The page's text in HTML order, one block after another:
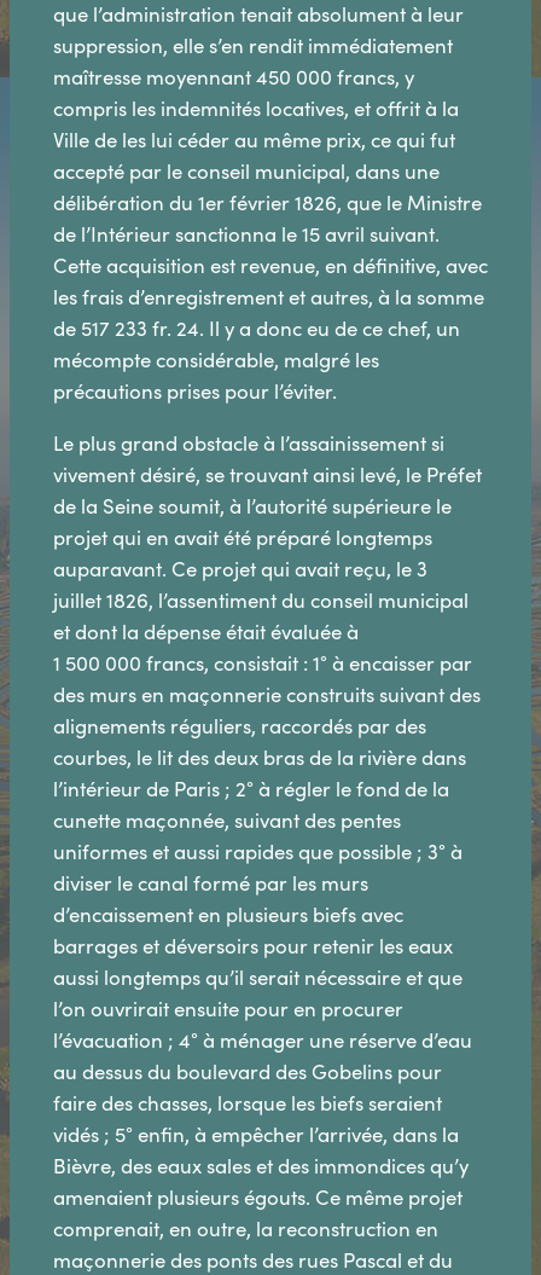
que l’administration tenait absolument à leur
suppression, elle s’en rendit immédiatement
maîtresse moyennant 450 000 francs, y
compris les indemnités locatives, et offrit à la
Ville de les lui céder au même prix, ce qui fut
accepté par le conseil municipal, dans une
délibération du 1er février 1826, que le Ministre
de l’Intérieur sanctionna le 15 avril suivant.
Cette acquisition est revenue, en définitive, avec
les frais d’enregistrement et autres, à la somme
de 517 233 fr. 24. Il y a donc eu de ce chef, un
mécompte considérable, malgré les
précautions prises pour l’éviter.
Le plus grand obstacle à l’assainissement si
vivement désiré, se trouvant ainsi levé, le Préfet
de la Seine soumit, à l’autorité supérieure le
projet qui en avait été préparé longtemps
auparavant. Ce projet qui avait reçu, le 3
juillet 1826, l’assentiment du conseil municipal
et dont la dépense était évaluée à
1 500 000 francs, consistait : 1° à encaisser par
des murs en maçonnerie construits suivant des
alignements réguliers, raccordés par des
courbes, le lit des deux bras de la rivière dans
l’intérieur de Paris ; 2° à régler le fond de la
cunette maçonnée, suivant des pentes
uniformes et aussi rapides que possible ; 3° à
diviser le canal formé par les murs
d’encaissement en plusieurs biefs avec
barrages et déversoirs pour retenir les eaux
aussi longtemps qu’il serait nécessaire et que
l’on ouvrirait ensuite pour en procurer
l’évacuation ; 4° à ménager une réserve d’eau
au dessus du boulevard des Gobelins pour
faire des chasses, lorsque les biefs seraient
vidés ; 5° enfin, à empêcher l’arrivée, dans la
Bièvre, des eaux sales et des immondices qu’y
amenaient plusieurs égouts. Ce même projet
comprenait, en outre, la reconstruction en
maçonnerie des ponts des rues Pascal et du